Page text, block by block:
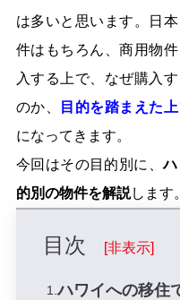
は多いと思います。日
件はもちろん、商用物
入する上で、なぜ購入
のか、
目的を踏まえた
になってきます。
今回はその目的別に、
的別の物件を解説します。
目次 [非表示]
ハワイへの移住